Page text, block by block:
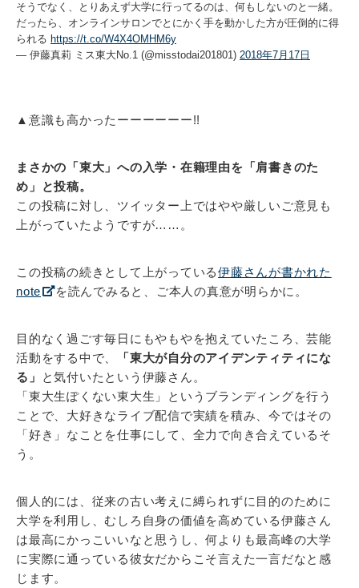
そうでなく、とりあえず大学に行ってるのは、何もしないのと一緒。
だったら、オンラインサロンでとにかく手を動かした方が圧倒的に得
られる https://t.co/W4X4OMHM6y
— 伊藤真莉 ミス東大No.1 (@misstodai201801) 2018年7月17日
▲意識も高かったーーーーーー!!
まさかの「東大」への入学・在籍理由を「肩書きのた
め」と投稿。
この投稿に対し、ツイッター上ではやや厳しいご意見も
上がっていたようですが……。
この投稿の続きとして上がっている伊藤さんが書かれた
note
を読んでみると、ご本人の真意が明らかに。
目的なく過ごす毎日にもやもやを抱えていたころ、芸能
活動をする中で、
「東大が自分のアイデンティティにな
る」
と気付いたという伊藤さん。
「東大生ぽくない東大生」というブランディングを行う
ことで、大好きなライブ配信で実績を積み、今ではその
「好き」なことを仕事にして、全力で向き合えているそ
う。
個人的には、従来の古い考えに縛られずに目的のために
大学を利用し、むしろ自身の価値を高めている伊藤さん
は最高にかっこいいなと思うし、何よりも最高峰の大学
に実際に通っている彼女だからこそ言えた一言だなと感
じます。